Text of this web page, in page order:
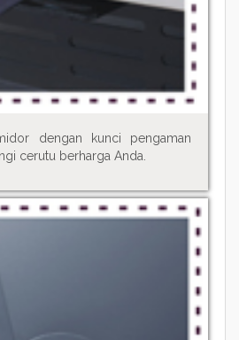
dengan kunci pengaman
cerutu berharga Anda.